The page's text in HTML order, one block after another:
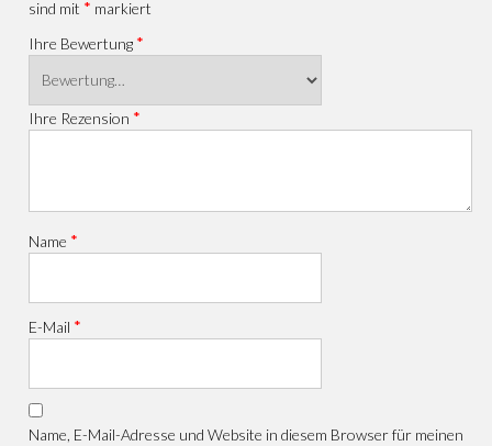
sind mit * markiert
Ihre Bewertung *
Ihre Rezension *
Name *
E-Mail *
Name, E-Mail-Adresse und Website in diesem Browser für meinen